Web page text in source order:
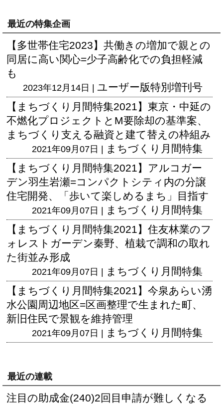
最近の特集企画
【多世帯住宅2023】共働きの増加で親との
同居に高い関心=少子高齢化での負担軽減
も
2023年12月14日 | ユーザー版特別増刊号
【まちづくり月間特集2021】東京・中延の
不燃化プロジェクトとM要除却の基準案、
まちづくり支える融資と建て替えの枠組み
2021年09月07日 | まちづくり月間特集
【まちづくり月間特集2021】アルコガー
デン羽生岩瀬=コンパクトシティ内の分譲
住宅開発、「歩いて楽しめるまち」目指す
2021年09月07日 | まちづくり月間特集
【まちづくり月間特集2021】住友林業のフ
ォレストガーデン秦野、植栽で調和の取れ
た街並み形成
2021年09月07日 | まちづくり月間特集
【まちづくり月間特集2021】今泉あらい湧
水公園周辺地区=区画整理で生まれた町、
新旧住民で景観を維持管理
2021年09月07日 | まちづくり月間特集
最近の連載
注目の助成金(240)2回目申請が難しくなる